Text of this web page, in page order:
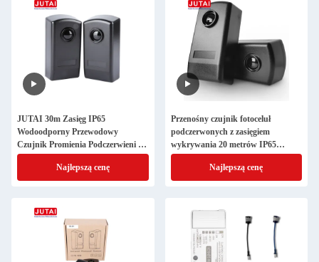
JUTAI 30m Zasięg IP65
Wodoodporny Przewodowy
Czujnik Promienia Podczerwieni do
Zabezpieczenia Bramy
Najlepszą cenę
Przenośny czujnik fotoceluł
podczerwonych z zasięgiem
wykrywania 20 metrów IP65
wodoodporny dla automatycznych
bram 12-24V AC/DC
Najlepszą cenę